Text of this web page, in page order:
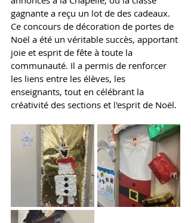
gagnante a reçu un lot de des cadeaux.
Ce concours de décoration de portes de
Noël a été un véritable succès, apportant
joie et esprit de fête à toute la
communauté. Il a permis de renforcer
les liens entre les élèves, les
enseignants, tout en célébrant la
créativité des sections et l'esprit de Noël.